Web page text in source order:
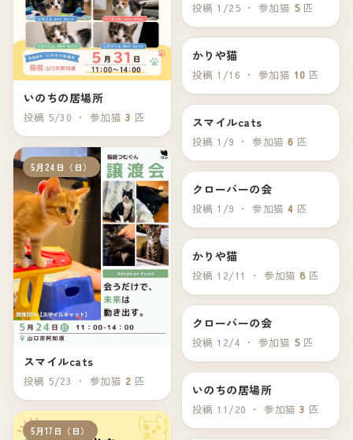
いのちの居場所
投稿 5/30 ・ 参加猫 3 匹
5月24日（日）
スマイルcats
投稿 5/23 ・ 参加猫 2 匹
5月17日（日）
投稿 1/25 ・ 参加猫 5匹
1月18日（日）
かりや猫
投稿 1/16 ・ 参加猫 10 匹
1月12日（月）
スマイルcats
投稿 1/9 ・ 参加猫6 匹
1月11日（日）
クローバーの会
投稿 1/9 ・ 参加猫4 匹
12月14日（日）
かりや猫
投稿 12/11 ・ 参加猫8匹
12月7日（日）
クローバーの会
投稿 12/4 ・ 参加猫 5匹
11月23日（日）
いのちの居場所
投稿 11/20 ・ 参加猫3 匹